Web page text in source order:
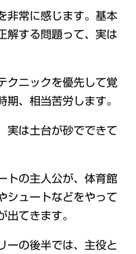
非常に感じます。基本
解する問題って、実は
クニックを優先して覚
期、相当苦労します。
実は土台が砂でできて
トの主人公が、体育館
シュートなどをやって
出てきます。
ーの後半では、主役と